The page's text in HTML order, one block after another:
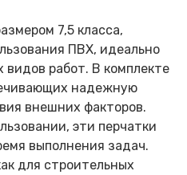
7,5 класса,
ПВХ, идеально
работ. В комплекте
надежную
внешних факторов.
эти перчатки
выполнения задач.
для строительных